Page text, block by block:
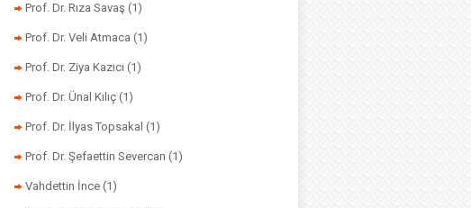
Prof. Dr. Rıza Savaş (1)
Prof. Dr. Veli Atmaca (1)
Prof. Dr. Ziya Kazıcı (1)
Prof. Dr. Ünal Kılıç (1)
Prof. Dr. İlyas Topsakal (1)
Prof. Dr. Şefaettin Severcan (1)
Vahdettin İnce (1)